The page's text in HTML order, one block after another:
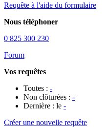
Requête à l'aide du formulaire
Nous téléphoner
0 825 300 230
Forum
Vos requêtes
Toutes : -
Non clôturées : -
Dernière : le -
Créer une nouvelle requête